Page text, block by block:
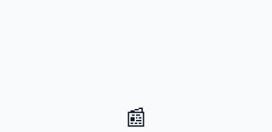
📰